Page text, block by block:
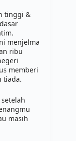
tinggi &
menjelma
ribu
memberi
tiada.
masih